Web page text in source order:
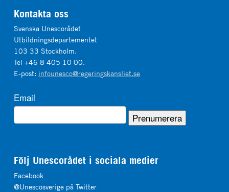
Kontakta oss
Svenska Unescorådet
Utbildningsdepartementet
103 33 Stockholm.
Tel +46 8 405 10 00.
E-post: infounesco@regeringskansliet.se
Email
Följ Unescorådet i sociala medier
Facebook
@Unescosverige på Twitter